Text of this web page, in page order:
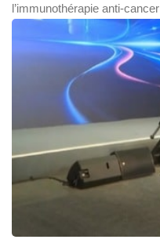
l’immunothérapie anti-cancer